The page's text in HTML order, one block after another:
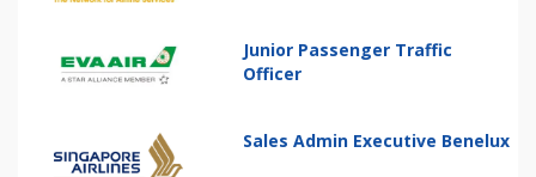
Junior Passenger Traffic
Officer
Sales Admin Executive Benelux